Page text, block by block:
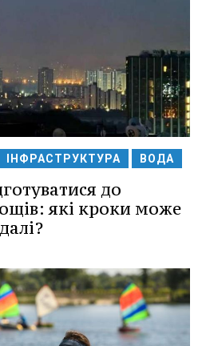
ІНФРАСТРУКТУРА ВОДА
до
які кроки може